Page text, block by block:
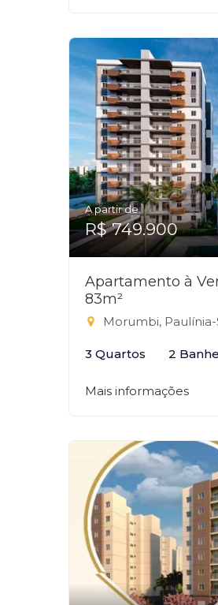
A partir de:
R$ 749.900
Apartamento à
83m²
Morumbi, Paulínia-
3 Quartos 2
Mais informações